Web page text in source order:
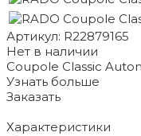
Артикул: R22879165
Нет в наличии
Coupole Classic
Узнать больше
Заказать
Характеристики